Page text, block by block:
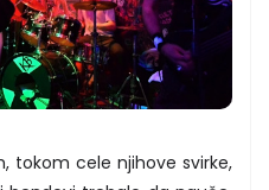
tokom cele njihove svirke,